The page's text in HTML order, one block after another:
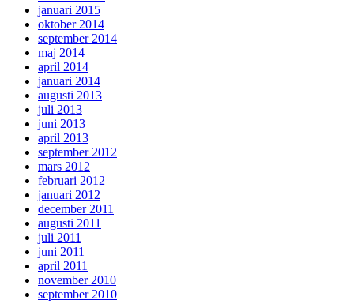
januari 2015
oktober 2014
september 2014
maj 2014
april 2014
januari 2014
augusti 2013
juli 2013
juni 2013
april 2013
september 2012
mars 2012
februari 2012
januari 2012
december 2011
augusti 2011
juli 2011
juni 2011
april 2011
november 2010
september 2010